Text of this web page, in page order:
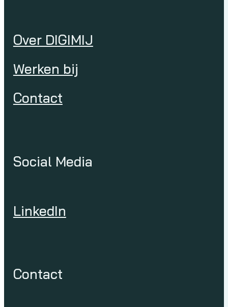
Over DIGIMIJ
Werken bij
Contact
Social Media
LinkedIn
Contact